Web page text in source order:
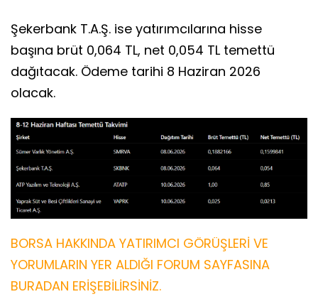
Şekerbank T.A.Ş. ise yatırımcılarına hisse
başına brüt 0,064 TL, net 0,054 TL temettü
dağıtacak. Ödeme tarihi 8 Haziran 2026
olacak.
BORSA HAKKINDA YATIRIMCI GÖRÜŞLERİ VE
YORUMLARIN YER ALDIĞI FORUM SAYFASINA
BURADAN ERİŞEBİLİRSİNİZ.